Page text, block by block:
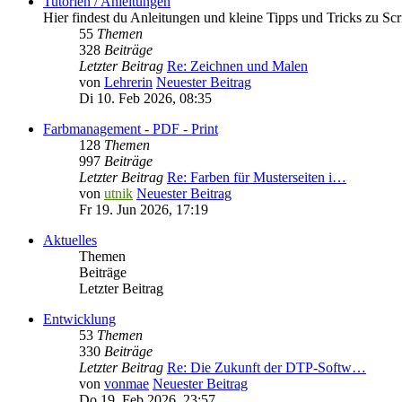
Hier findest du Anleitungen und kleine Tipps und Tricks zu
55 Themen
328 Beiträge
Letzter Beitrag Re: Zeichnen und Malen
von Lehrerin Neuester Beitrag
Di 10. Feb 2026, 08:35
Farbmanagement - PDF - Print
128 Themen
997 Beiträge
Letzter Beitrag Re: Farben für Musterseiten i…
von utnik Neuester Beitrag
Fr 19. Jun 2026, 17:19
Aktuelles
Themen
Beiträge
Letzter Beitrag
Entwicklung
53 Themen
330 Beiträge
Letzter Beitrag Re: Die Zukunft der DTP-Softw…
von vonmae Neuester Beitrag